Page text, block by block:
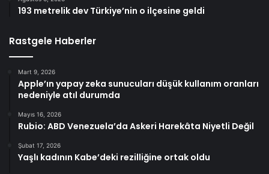
193 metrelik dev Türkiye’nin o ilçesine geldi
Rastgele Haberler
Mart 9, 2026
Apple’ın yapay zeka sunucuları düşük kullanım oranları
nedeniyle atıl durumda
Mayıs 16, 2026
Rubio: ABD Venezuela’da Askeri Harekâta Niyetli Değil
Şubat 17, 2026
Yaşlı kadının Kabe’deki rezilliğine ortak oldu